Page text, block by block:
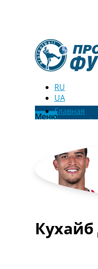
RU
UA
МенюГлавная
Новости
Конкурс
Логин
Турниры